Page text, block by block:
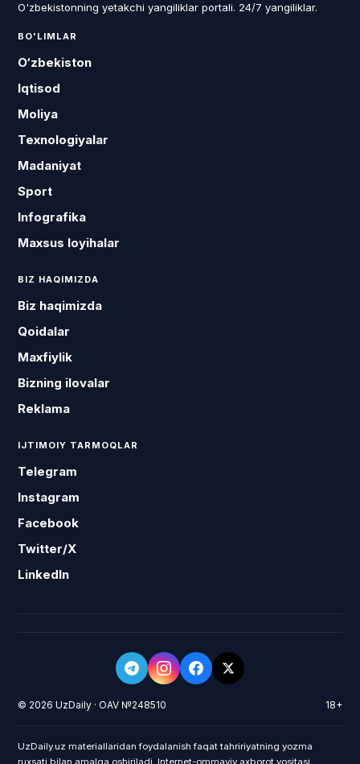
O'zbekistonning yetakchi yangiliklar portali. 24/7 yangiliklar.
BO'LIMLAR
O‘zbekiston
Iqtisod
Moliya
Texnologiyalar
Madaniyat
Sport
Infografika
Maxsus loyihalar
BIZ HAQIMIZDA
Biz haqimizda
Qoidalar
Maxfiylik
Bizning ilovalar
Reklama
IJTIMOIY TARMOQLAR
Telegram
Instagram
Facebook
Twitter/X
LinkedIn
© 2026 UzDaily · OAV №248510 18+
UzDaily.uz materiallaridan foydalanish faqat tahririyatning yozma
ruxsati bilan amalga oshiriladi. Internet-ommaviy axborot vositasi